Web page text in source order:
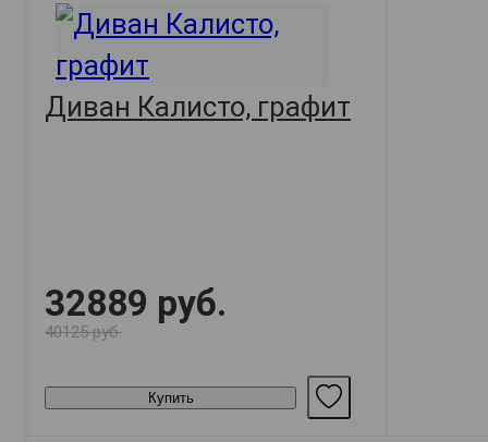
Диван Калисто, графит
32889 руб.
40125 руб.
Купить